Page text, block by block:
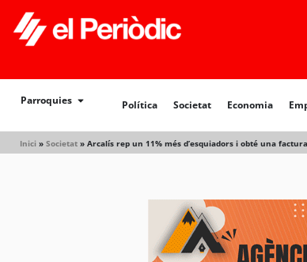
Parroquies Política Societat Economia
Inici » Societat » Arcalís rep un 11% més d’esquiadors i obté una
Política Societat